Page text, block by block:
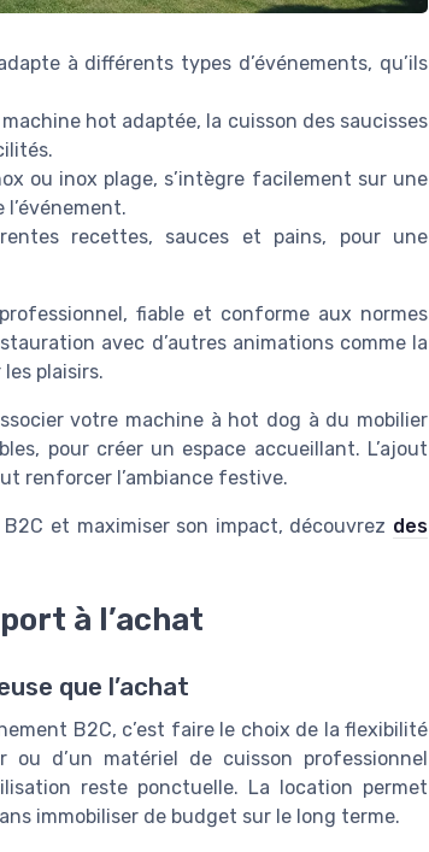
à différents types d’événements, qu’ils
hot adaptée, la cuisson des saucisses
ou inox plage, s’intègre facilement sur une
recettes, sauces et pains, pour une
fiable et conforme aux normes
avec d’autres animations comme la
plaisirs.
votre machine à hot dog à du mobilier
pour créer un espace accueillant. L’ajout
renforcer l’ambiance festive.
et maximiser son impact, découvrez des
à l’achat
que l’achat
B2C, c’est faire le choix de la flexibilité
d’un matériel de cuisson professionnel
reste ponctuelle. La location permet
immobiliser de budget sur le long terme.